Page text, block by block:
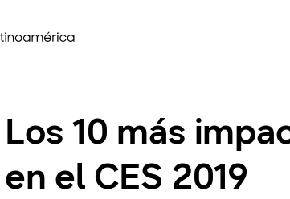
Los 10 más
en el CES 2019